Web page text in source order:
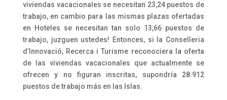
viviendas vacacionales se necesitan 23,24 puestos de
trabajo, en cambio para las mismas plazas ofertadas
en Hoteles se necesitan tan solo 13,66 puestos de
trabajo, juzguen ustedes! Entonces, si la Conselleria
d’Innovació, Recerca i Turisme reconociera la oferta
de las viviendas vacacionales que actualmente se
ofrecen y no figuran inscritas, supondría 28.912
puestos de trabajo más en las Islas.